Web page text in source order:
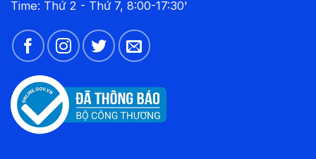
Time: Thứ 2 - Thứ 7, 8:00-17:30'